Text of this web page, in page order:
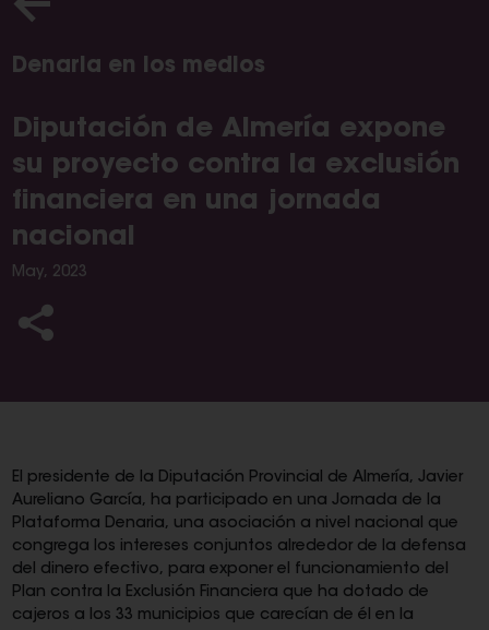
Denaria en los medios
Diputación de Almería expone
su proyecto contra la exclusión
financiera en una jornada
nacional
May, 2023
El presidente de la Diputación Provincial de Almería, Javier
Aureliano García, ha participado en una Jornada de la
Plataforma Denaria, una asociación a nivel nacional que
congrega los intereses conjuntos alrededor de la defensa
del dinero efectivo, para exponer el funcionamiento del
Plan contra la Exclusión Financiera que ha dotado de
cajeros a los 33 municipios que carecían de él en la